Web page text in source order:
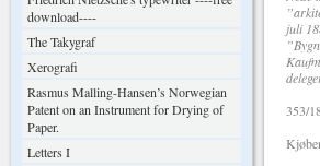
download----
The Takygraf
Xerografi
Rasmus Malling-Hansen’s Norwegian
Patent on an Instrument for Drying of
Paper.
Letters I
juli
353/